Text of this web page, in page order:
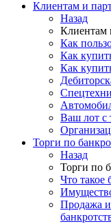
Клиентам и
Назад
Клиентам
Как
Как
Как
Ваш лот с
Торги по
Назад
Торги по
Что такое
Продажа